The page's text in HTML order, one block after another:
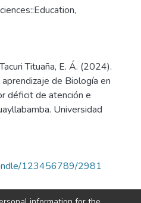
,
Tituaña, E. Á. (2024).
de Biología en
déficit de atención e
Universidad
123456789/2981